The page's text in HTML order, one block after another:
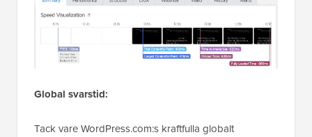
Global svarstid:
Tack vare WordPress.com:s kraftfulla globalt